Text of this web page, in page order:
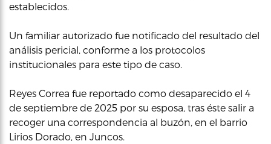
establecidos.
Un familiar autorizado fue notificado del resultado del
análisis pericial, conforme a los protocolos
institucionales para este tipo de caso.
Reyes Correa fue reportado como desaparecido el 4
de septiembre de 2025 por su esposa, tras éste salir a
recoger una correspondencia al buzón, en el barrio
Lirios Dorado, en Juncos.